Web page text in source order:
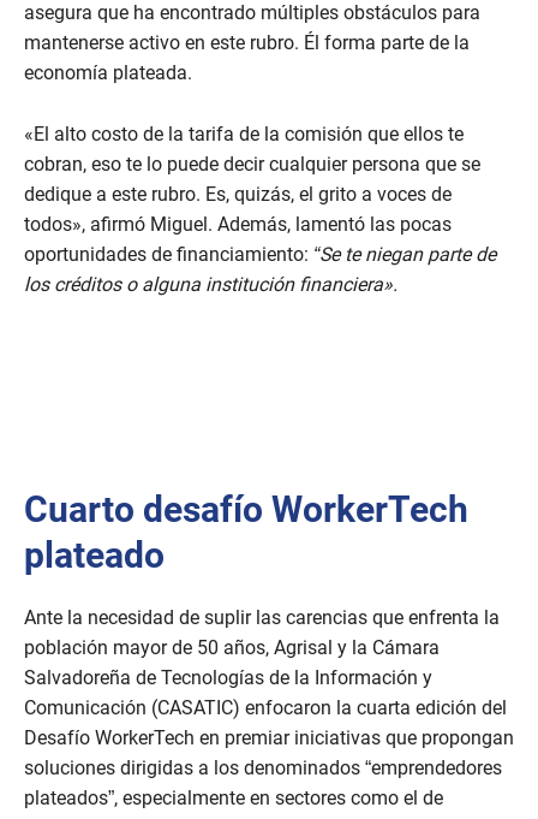
asegura que ha encontrado múltiples obstáculos para
mantenerse activo en este rubro. Él forma parte de la
economía plateada.
«El alto costo de la tarifa de la comisión que ellos te
cobran, eso te lo puede decir cualquier persona que se
dedique a este rubro. Es, quizás, el grito a voces de
todos», afirmó Miguel. Además, lamentó las pocas
oportunidades de financiamiento: “Se te niegan parte de
los créditos o alguna institución financiera».
Cuarto desafío WorkerTech
plateado
Ante la necesidad de suplir las carencias que enfrenta la
población mayor de 50 años, Agrisal y la Cámara
Salvadoreña de Tecnologías de la Información y
Comunicación (CASATIC) enfocaron la cuarta edición del
Desafío WorkerTech en premiar iniciativas que propongan
soluciones dirigidas a los denominados “emprendedores
plateados”, especialmente en sectores como el de